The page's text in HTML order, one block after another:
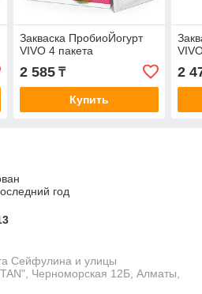
Закваска ПробиоЙогурт
VIVO 4 пакета
2 585₸
Купить
2
год
Сейфулина и улицы
Черноморская 12Б, Алматы,